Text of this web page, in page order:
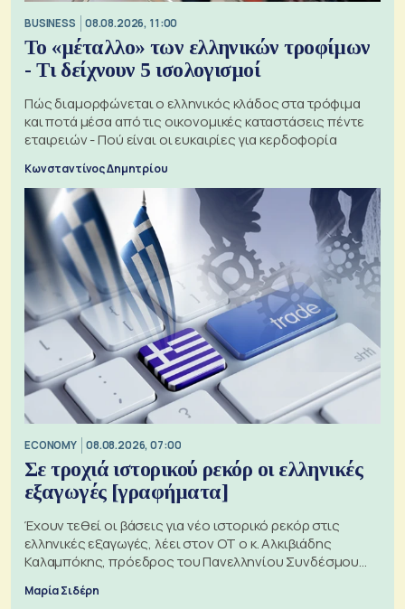
BUSINESS 08.08.2026, 11:00
Το «μέταλλο» των ελληνικών τροφίμων
- Τι δείχνουν 5 ισολογισμοί
Πώς διαμορφώνεται ο ελληνικός κλάδος στα τρόφιμα
και ποτά μέσα από τις οικονομικές καταστάσεις πέντε
εταιρειών - Πού είναι οι ευκαιρίες για κερδοφορία
Κωνσταντίνος Δημητρίου
ECONOMY 08.08.2026, 07:00
Σε τροχιά ιστορικού ρεκόρ οι ελληνικές
εξαγωγές [γραφήματα]
Έχουν τεθεί οι βάσεις για νέο ιστορικό ρεκόρ στις
ελληνικές εξαγωγές, λέει στον ΟΤ ο κ. Αλκιβιάδης
Καλαμπόκης, πρόεδρος του Πανελληνίου Συνδέσμου
Μαρία Σιδέρη